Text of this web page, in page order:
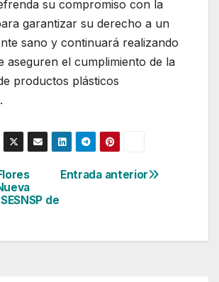
su compromiso con la
garantizar su derecho a un
sano y continuará realizando
aseguren el cumplimiento de la
productos plásticos
Entrada anterior
de